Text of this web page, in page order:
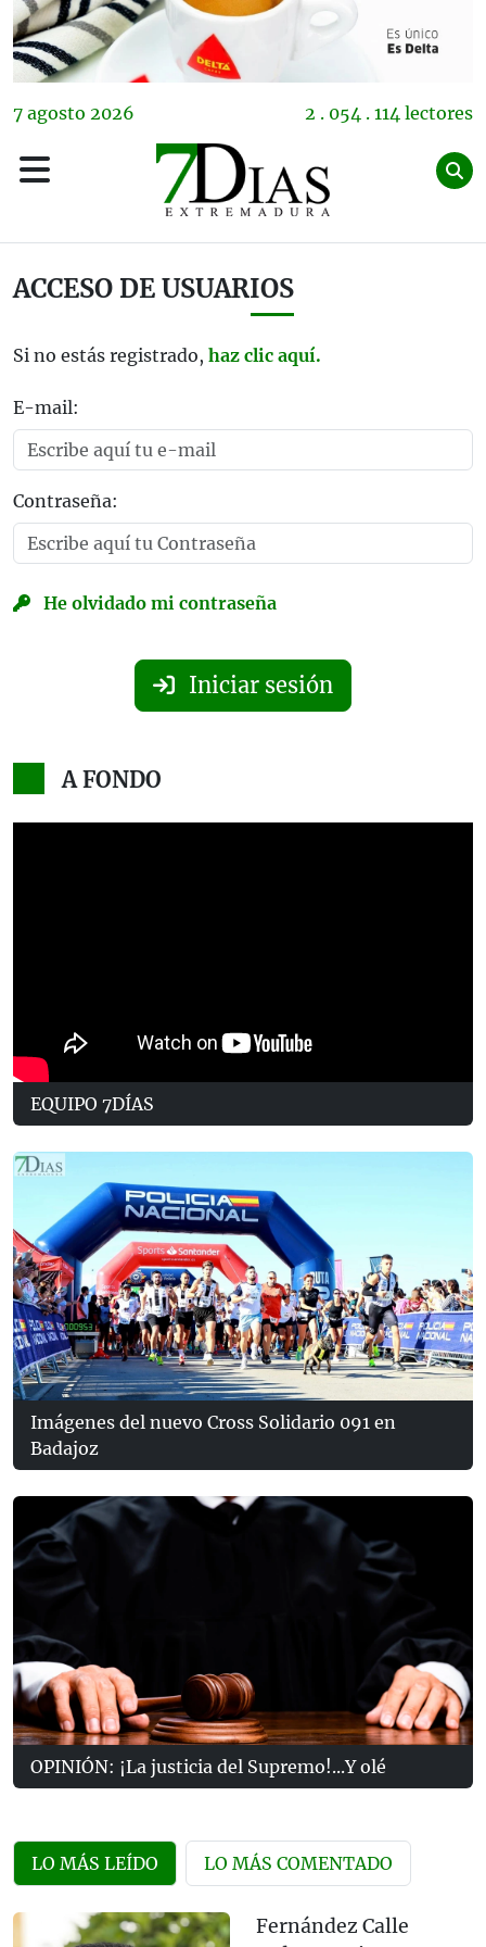
7 agosto 2026 2 . 054 . 114 lectores
ACCESO DE USUARIOS
Si no estás registrado, haz clic aquí.
E-mail:
Contraseña:
He olvidado mi contraseña
Iniciar sesión
A FONDO
EQUIPO 7DÍAS
Imágenes del nuevo Cross Solidario 091 en
Badajoz
OPINIÓN: ¡La justicia del Supremo!...Y olé
LO MÁS LEÍDO LO MÁS COMENTADO
Fernández Calle